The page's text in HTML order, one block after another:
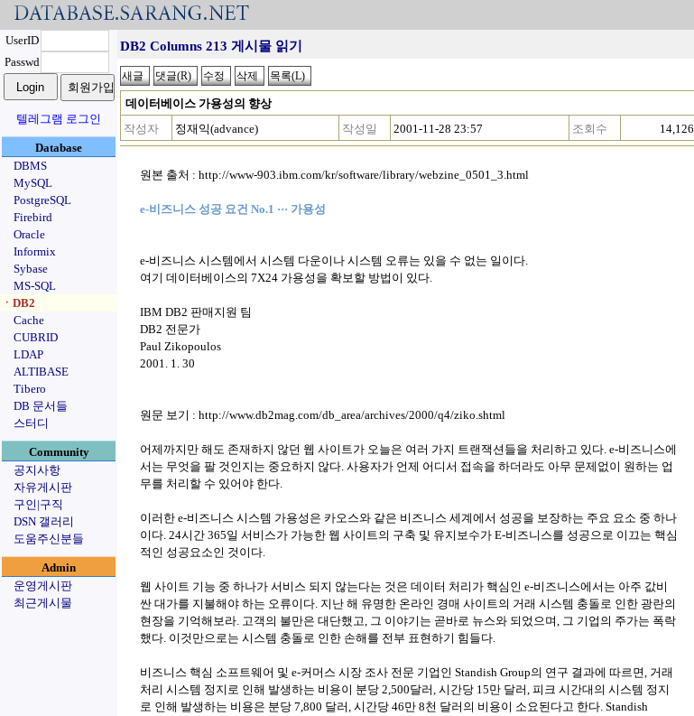
UserID
Passwd
텔레그램 로그인
Database
DBMS
MySQL
PostgreSQL
Firebird
Oracle
Informix
Sybase
MS-SQL
ㆍDB2
Cache
CUBRID
LDAP
ALTIBASE
Tibero
DB 문서들
스터디
Community
공지사항
자유게시판
구인|구직
DSN 갤러리
도움주신분들
Admin
운영게시판
최근게시물
DB2 Columns 213 게시물 읽기
데이터베이스 가용성의 향상
작성자
정재익(advance) 작성일 2001-11-28 23:57 조회수 14,126
원본 출처 : http://www-903.ibm.com/kr/software/library/webzine_0501_3.html
e-비즈니스 성공 요건 No.1 ··· 가용성
e-비즈니스 시스템에서 시스템 다운이나 시스템 오류는 있을 수 없는 일이다.
여기 데이터베이스의 7X24 가용성을 확보할 방법이 있다.
IBM DB2 판매지원 팀
DB2 전문가
Paul Zikopoulos
2001. 1. 30
원문 보기 : http://www.db2mag.com/db_area/archives/2000/q4/ziko.shtml
어제까지만 해도 존재하지 않던 웹 사이트가 오늘은 여러 가지 트랜잭션들을 처리하고 있다. e-비즈니스에
서는 무엇을 팔 것인지는 중요하지 않다. 사용자가 언제 어디서 접속을 하더라도 아무 문제없이 원하는 업
무를 처리할 수 있어야 한다.
이러한 e-비즈니스 시스템 가용성은 카오스와 같은 비즈니스 세계에서 성공을 보장하는 주요 요소 중 하나
이다. 24시간 365일 서비스가 가능한 웹 사이트의 구축 및 유지보수가 E-비즈니스를 성공으로 이끄는 핵심
적인 성공요소인 것이다.
웹 사이트 기능 중 하나가 서비스 되지 않는다는 것은 데이터 처리가 핵심인 e-비즈니스에서는 아주 값비
싼 대가를 지불해야 하는 오류이다. 지난 해 유명한 온라인 경매 사이트의 거래 시스템 충돌로 인한 광란의
현장을 기억해보라. 고객의 불만은 대단했고, 그 이야기는 곧바로 뉴스와 되었으며, 그 기업의 주가는 폭락
했다. 이것만으로는 시스템 충돌로 인한 손해를 전부 표현하기 힘들다.
비즈니스 핵심 소프트웨어 및 e-커머스 시장 조사 전문 기업인 Standish Group의 연구 결과에 따르면, 거래
처리 시스템 정지로 인해 발생하는 비용이 분당 2,500달러, 시간당 15만 달러, 피크 시간대의 시스템 정지
로 인해 발생하는 비용은 분당 7,800 달러, 시간당 46만 8천 달러의 비용이 소요된다고 한다. Standish